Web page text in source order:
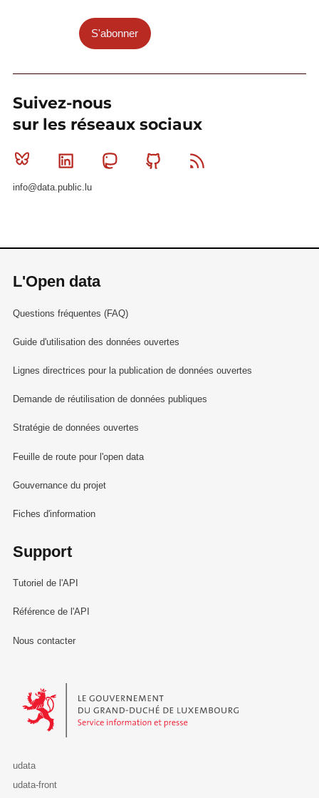
S'abonner
Suivez-nous
sur les réseaux sociaux
Bluesky Linkedin MastodonGithub
info@data.public.lu
L'Open data
Questions fréquentes (FAQ)
Guide d'utilisation des données ouvertes
Lignes directrices pour la publication de données ouvertes
Demande de réutilisation de données publiques
Stratégie de données ouvertes
Feuille de route pour l'open data
Gouvernance du projet
Fiches d'information
Support
Tutoriel de l'API
Référence de l'API
Nous contacter
Le Gouvernement du Grand-Duché de Luxembourg - Service
udata
udata-front